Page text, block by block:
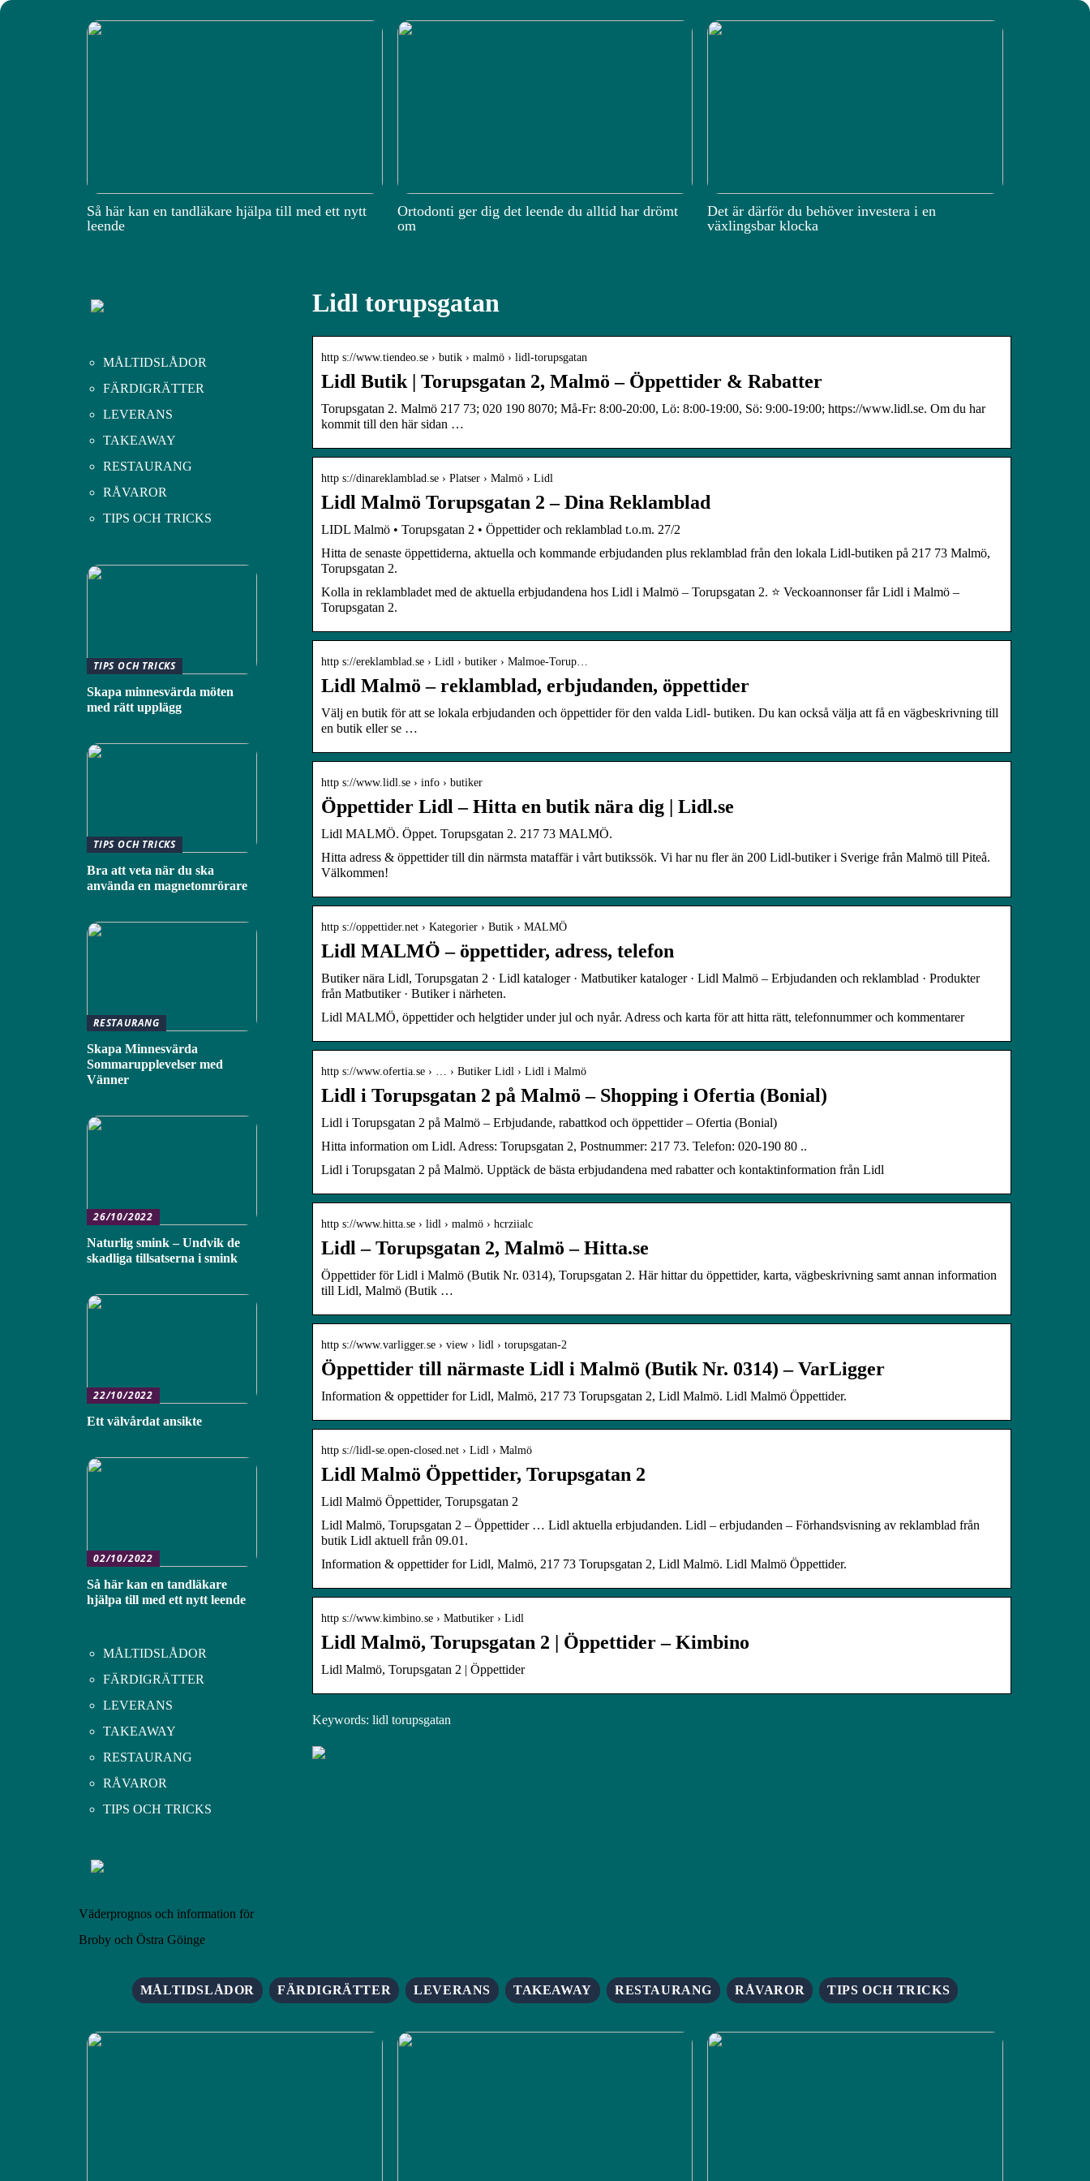
Så här kan en tandläkare hjälpa till med ett nytt
leende
Ortodonti ger dig det leende du alltid har drömt
om
Det är därför du behöver investera i en
växlingsbar klocka
Lidl torupsgatan
http s://www.tiendeo.se › butik › malmö › lidl-torupsgatan
Lidl Butik | Torupsgatan 2, Malmö – Öppettider & Rabatter
Torupsgatan 2. Malmö 217 73; 020 190 8070; Må-Fr: 8:00-20:00, Lö: 8:00-19:00, Sö: 9:00-19:00; https://www.lidl.se. Om du har
kommit till den här sidan …
http s://dinareklamblad.se › Platser › Malmö › Lidl
Lidl Malmö Torupsgatan 2 – Dina Reklamblad
LIDL Malmö • Torupsgatan 2 • Öppettider och reklamblad t.o.m. 27/2
Hitta de senaste öppettiderna, aktuella och kommande erbjudanden plus reklamblad från den lokala Lidl-butiken på 217 73 Malmö,
Torupsgatan 2.
Kolla in reklambladet med de aktuella erbjudandena hos Lidl i Malmö – Torupsgatan 2. ⭐ Veckoannonser får Lidl i Malmö –
Torupsgatan 2.
http s://ereklamblad.se › Lidl › butiker › Malmoe-Torup…
Lidl Malmö – reklamblad, erbjudanden, öppettider
Välj en butik för att se lokala erbjudanden och öppettider för den valda Lidl- butiken. Du kan också välja att få en vägbeskrivning till
en butik eller se …
http s://www.lidl.se › info › butiker
Öppettider Lidl – Hitta en butik nära dig | Lidl.se
Lidl MALMÖ. Öppet. Torupsgatan 2. 217 73 MALMÖ.
Hitta adress & öppettider till din närmsta mataffär i vårt butikssök. Vi har nu fler än 200 Lidl-butiker i Sverige från Malmö till Piteå.
Välkommen!
http s://oppettider.net › Kategorier › Butik › MALMÖ
Lidl MALMÖ – öppettider, adress, telefon
Butiker nära Lidl, Torupsgatan 2 · Lidl kataloger · Matbutiker kataloger · Lidl Malmö – Erbjudanden och reklamblad · Produkter
från Matbutiker · Butiker i närheten.
Lidl MALMÖ, öppettider och helgtider under jul och nyår. Adress och karta för att hitta rätt, telefonnummer och kommentarer
http s://www.ofertia.se › … › Butiker Lidl › Lidl i Malmö
Lidl i Torupsgatan 2 på Malmö – Shopping i Ofertia (Bonial)
Lidl i Torupsgatan 2 på Malmö – Erbjudande, rabattkod och öppettider – Ofertia (Bonial)
Hitta information om Lidl. Adress: Torupsgatan 2, Postnummer: 217 73. Telefon: 020-190 80 ..
Lidl i Torupsgatan 2 på Malmö. Upptäck de bästa erbjudandena med rabatter och kontaktinformation från Lidl
http s://www.hitta.se › lidl › malmö › hcrziialc
Lidl – Torupsgatan 2, Malmö – Hitta.se
Öppettider för Lidl i Malmö (Butik Nr. 0314), Torupsgatan 2. Här hittar du öppettider, karta, vägbeskrivning samt annan information
till Lidl, Malmö (Butik …
http s://www.varligger.se › view › lidl › torupsgatan-2
Öppettider till närmaste Lidl i Malmö (Butik Nr. 0314) – VarLigger
Information & oppettider for Lidl, Malmö, 217 73 Torupsgatan 2, Lidl Malmö. Lidl Malmö Öppettider.
http s://lidl-se.open-closed.net › Lidl › Malmö
Lidl Malmö Öppettider, Torupsgatan 2
Lidl Malmö Öppettider, Torupsgatan 2
Lidl Malmö, Torupsgatan 2 – Öppettider … Lidl aktuella erbjudanden. Lidl – erbjudanden – Förhandsvisning av reklamblad från
butik Lidl aktuell från 09.01.
Information & oppettider for Lidl, Malmö, 217 73 Torupsgatan 2, Lidl Malmö. Lidl Malmö Öppettider.
http s://www.kimbino.se › Matbutiker › Lidl
Lidl Malmö, Torupsgatan 2 | Öppettider – Kimbino
Lidl Malmö, Torupsgatan 2 | Öppettider
Keywords: lidl torupsgatan
MÅLTIDSLÅDOR
FÄRDIGRÄTTER
LEVERANS
TAKEAWAY
RESTAURANG
RÅVAROR
TIPS OCH TRICKS
TIPS OCH TRICKS
Skapa minnesvärda möten
med rätt upplägg
TIPS OCH TRICKS
Bra att veta när du ska
använda en magnetomrörare
RESTAURANG
Skapa Minnesvärda
Sommarupplevelser med
Vänner
26/10/2022
Naturlig smink – Undvik de
skadliga tillsatserna i smink
22/10/2022
Ett välvårdat ansikte
02/10/2022
Så här kan en tandläkare
hjälpa till med ett nytt leende
MÅLTIDSLÅDOR
FÄRDIGRÄTTER
LEVERANS
TAKEAWAY
RESTAURANG
RÅVAROR
TIPS OCH TRICKS
Väderprognos och information för
Broby och Östra Göinge
MÅLTIDSLÅDOR FÄRDIGRÄTTER LEVERANS TAKEAWAY RESTAURANG RÅVAROR TIPS OCH TRICKS